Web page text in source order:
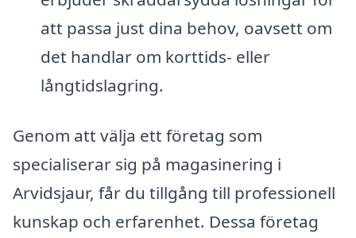
att passa just dina behov, oavsett om
det handlar om korttids- eller
långtidslagring.
Genom att välja ett företag som
specialiserar sig på magasinering i
Arvidsjaur, får du tillgång till professionell
kunskap och erfarenhet. Dessa företag